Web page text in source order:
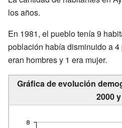
los años.
En 1981, el pueblo tenía 9
población había disminuido a
eran hombres y 1 era mujer.
Gráfica de evolución
2000